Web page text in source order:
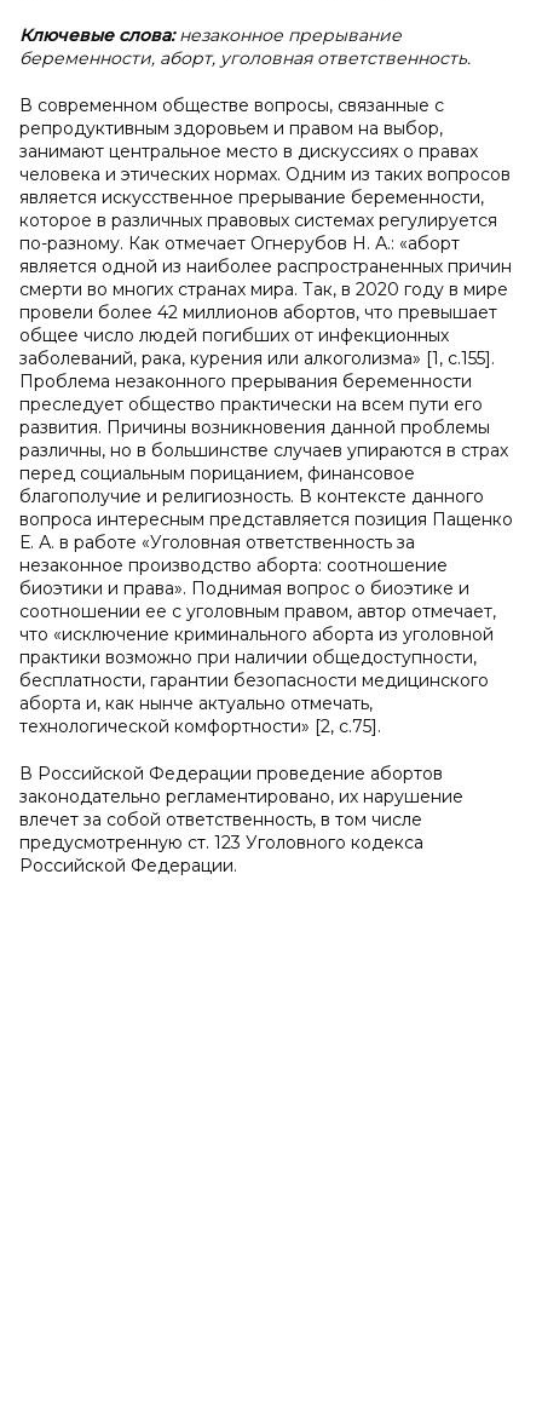
Ключевые слова:незаконное прерывание
беременности, аборт, уголовная ответственность.
В современном обществе вопросы, связанные с
репродуктивным здоровьем и правом на выбор,
занимают центральное место в дискуссиях о правах
человека и этических нормах. Одним из таких вопросов
является искусственное прерывание беременности,
которое в различных правовых системах регулируется
по-разному. Как отмечает Огнерубов Н. А.: «аборт
является одной из наиболее распространенных причин
смерти во многих странах мира. Так, в 2020 году в мире
провели более 42 миллионов абортов, что превышает
общее число людей погибших от инфекционных
заболеваний, рака, курения или алкоголизма» [1, с.155].
Проблема незаконного прерывания беременности
преследует общество практически на всем пути его
развития. Причины возникновения данной проблемы
различны, но в большинстве случаев упираются в страх
перед социальным порицанием, финансовое
благополучие и религиозность. В контексте данного
вопроса интересным представляется позиция Пащенко
Е. А. в работе «Уголовная ответственность за
незаконное производство аборта: соотношение
биоэтики и права». Поднимая вопрос о биоэтике и
соотношении ее с уголовным правом, автор отмечает,
что «исключение криминального аборта из уголовной
практики возможно при наличии общедоступности,
бесплатности, гарантии безопасности медицинского
аборта и, как нынче актуально отмечать,
технологической комфортности» [2, с.75].
В Российской Федерации проведение абортов
законодательно регламентировано, их нарушение
влечет за собой ответственность, в том числе
предусмотренную ст. 123 Уголовного кодекса
Российской Федерации.